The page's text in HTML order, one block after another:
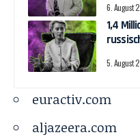
6. August
1,4
5. August
euractiv.com
aljazeera.com